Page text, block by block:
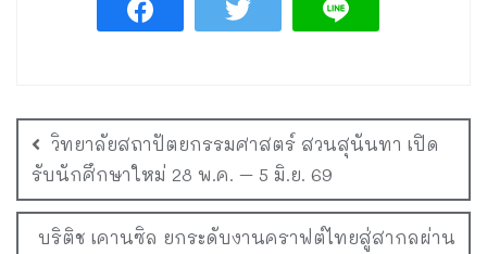
วิทยาลัยสถาปัตยกรรมศาสตร์ สวนสุนันทา เปิด
รับนักศึกษาใหม่ 28 พ.ค. – 5 มิ.ย. 69
บริติช เคานซิล ยกระดับงานคราฟต์ไทยสู่สากลผ่าน